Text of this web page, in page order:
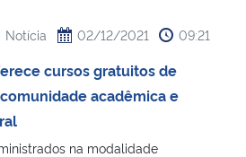
Notícia 02/12/2021 09:21
cursos gratuitos de
acadêmica e
na modalidade